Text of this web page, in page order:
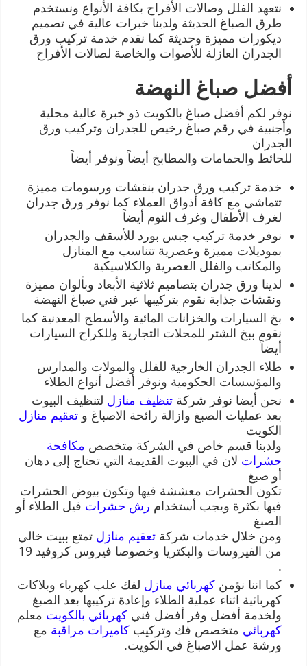
نتعهد الفلل وصالات الأفراح بكافة الأنواع ونستخدم
طرق الصباغ الحديثة ولدينا خبرات عالية في تصميم
ديكورات مميزة وحديثة كما نقدم خدمة تركيب ورق
الجدران العازلة للأصوات والخاصة لصالات الأفراح
أفضل صباغ النهضة
نوفر لكم أفضل صباغ بالكويت ذو خبرة عالية محلية
وأجنبية في رقم صباغ رخيص للجدران وتركيب ورق
الجدران
للحائط والحمامات والمطابخ أيضاً ونوفر أيضاً
خدمة تركيب ورق جدران بنقشات ورسومات مميزة
تتماشى مع كافة أذواق العملاء كما نوفر ورق جدران
لغرف الأطفال وغرف النوم أيضاً
نوفر خدمة تركيب جبس بورد للأسقف والجدران
بموديلات مميزة وعصرية تتناسب مع المنازل
والمكاتب والفلل العصرية والكلاسيكية
لدينا ورق جدران بتصاميم ثلاثية الأبعاد وبألوان مميزة
ونقشات جذابة نقوم بتركيبها عبر فني صباغ النهضة
بخ السيارات والخزانات المائية والأسطح المعدنية كما
نقوم ببخ الشتر للمحلات التجارية وللكراج السيارات
أيضاً
طلاء الجدران الخارجية للفلل والمولات والمدارس
والمؤسسات الحكومية ونوفر أفضل أنواع الطلاء
نحن أيضا نوفر شركةتنظيف منازل لتنظيف البيوت
بعد عمليات الصبغ وازالة رائحة الاصباغ وتعقيم منازل
الكويت
ولدبنا قسم خاص في الشركة متخصص مكافحة
حشرات لان في البيوت القديمة التي تحتاج إلى دهان
أو صبغ
تكون الحشرات معششة فيها وتكون بيوض الحشرات
فيها بكثرة ويجب أستخدام رش حشرات فيل الطلاء أو
الصبغ
ومن خلال خدمات شركةتعقيم منازل تمتع ببيت خالي
من الفيروسات والبكتريا وخصوصا فيروس كروفيد 19
.
كما اننا نؤمنكهربائي منازل لفك علب كهرباء وبلاكات
كهربائية اثناء عملية الطلاء وإعادة تركيبها بعد الصبغ
ولخدمة أفضل وفر أفضل فنيكهربائي بالكويت معلم
كهربائي متخصص فك وتركيبكاميرات مراقبة مع
ورشة عمل الاصباغ في الكويت.